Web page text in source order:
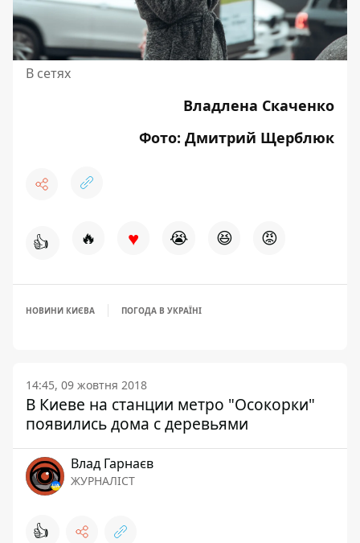
В сетях
Владлена Скаченко
Фото: Дмитрий Щерблюк
👍 🔥 ♥ 😭 😆 😡
НОВИНИ КИЄВА ПОГОДА В УКРАЇНІ
14:45, 09 жовтня 2018
В Киеве на станции метро "Осокорки"
появились дома с деревьями
Влад Гарнаєв
ЖУРНАЛІСТ
👍